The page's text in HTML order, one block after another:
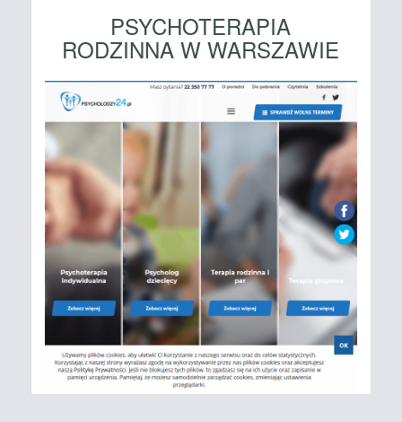
PSYCHOTERAPIA
RODZINNA W WARSZAWIE